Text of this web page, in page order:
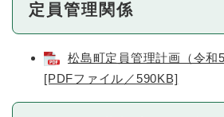
定員管理関係
松島町定員管理計画（令和
[PDFファイル／590KB]